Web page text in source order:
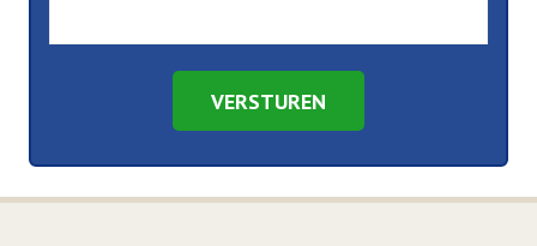
VERSTUREN